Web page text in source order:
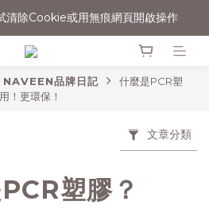
$1500宅配免運
$1500宅配免運
NAVEEN品牌日記
什麼是PCR塑
！更環保！
文章分類
塑膠？